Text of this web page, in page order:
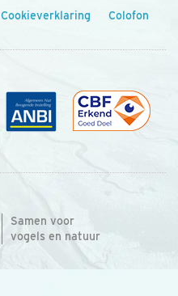
Cookieverklaring Colofon
Samen voor
vogels en natuur